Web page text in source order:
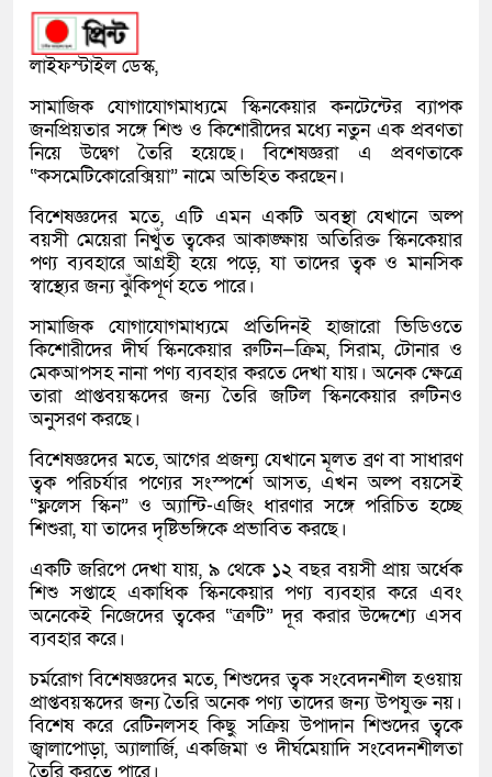
লাইফস্টাইল ডেস্ক,
সামাজিক যোগাযোগমাধ্যমে স্কিনকেয়ার কনটেন্টের ব্যাপক
জনপ্রিয়তার সঙ্গে শিশু ও কিশোরীদের মধ্যে নতুন এক প্রবণতা
নিয়ে উদ্বেগ তৈরি হয়েছে। বিশেষজ্ঞরা এ প্রবণতাকে
“কসমেটিকোরেক্সিয়া” নামে অভিহিত করছেন।
বিশেষজ্ঞদের মতে, এটি এমন একটি অবস্থা যেখানে অল্প
বয়সী মেয়েরা নিখুঁত ত্বকের আকাঙ্ক্ষায় অতিরিক্ত স্কিনকেয়ার
পণ্য ব্যবহারে আগ্রহী হয়ে পড়ে, যা তাদের ত্বক ও মানসিক
স্বাস্থ্যের জন্য ঝুঁকিপূর্ণ হতে পারে।
সামাজিক যোগাযোগমাধ্যমে প্রতিদিনই হাজারো ভিডিওতে
কিশোরীদের দীর্ঘ স্কিনকেয়ার রুটিন—ক্রিম, সিরাম, টোনার ও
মেকআপসহ নানা পণ্য ব্যবহার করতে দেখা যায়। অনেক ক্ষেত্রে
তারা প্রাপ্তবয়স্কদের জন্য তৈরি জটিল স্কিনকেয়ার রুটিনও
অনুসরণ করছে।
বিশেষজ্ঞদের মতে, আগের প্রজন্ম যেখানে মূলত ব্রণ বা সাধারণ
ত্বক পরিচর্যার পণ্যের সংস্পর্শে আসত, এখন অল্প বয়সেই
“ফ্ললেস স্কিন” ও অ্যান্টি-এজিং ধারণার সঙ্গে পরিচিত হচ্ছে
শিশুরা, যা তাদের দৃষ্টিভঙ্গিকে প্রভাবিত করছে।
একটি জরিপে দেখা যায়, ৯ থেকে ১২ বছর বয়সী প্রায় অর্ধেক
শিশু সপ্তাহে একাধিক স্কিনকেয়ার পণ্য ব্যবহার করে এবং
অনেকেই নিজেদের ত্বকের “ত্রুটি” দূর করার উদ্দেশ্যে এসব
ব্যবহার করে।
চর্মরোগ বিশেষজ্ঞদের মতে, শিশুদের ত্বক সংবেদনশীল হওয়ায়
প্রাপ্তবয়স্কদের জন্য তৈরি অনেক পণ্য তাদের জন্য উপযুক্ত নয়।
বিশেষ করে রেটিনলসহ কিছু সক্রিয় উপাদান শিশুদের ত্বকে
জ্বালাপোড়া, অ্যালার্জি, একজিমা ও দীর্ঘমেয়াদি সংবেদনশীলতা
তৈরি করতে পারে।